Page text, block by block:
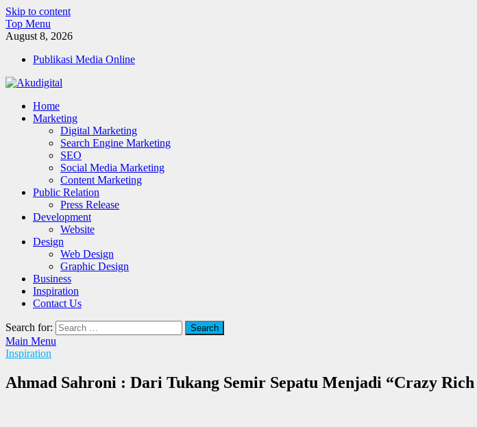
Skip to content
Top Menu
August 8, 2026
Publikasi Media Online
Akudigital
Digital Marketing Tips dan Trik
Home
Marketing
Digital Marketing
Search Engine Marketing
SEO
Social Media Marketing
Content Marketing
Public Relation
Press Release
Development
Website
Design
Web Design
Graphic Design
Business
Inspiration
Contact Us
Search for:
Main Menu
Inspiration
Ahmad Sahroni : Dari Tukang Semir Sepatu Menjadi “Crazy